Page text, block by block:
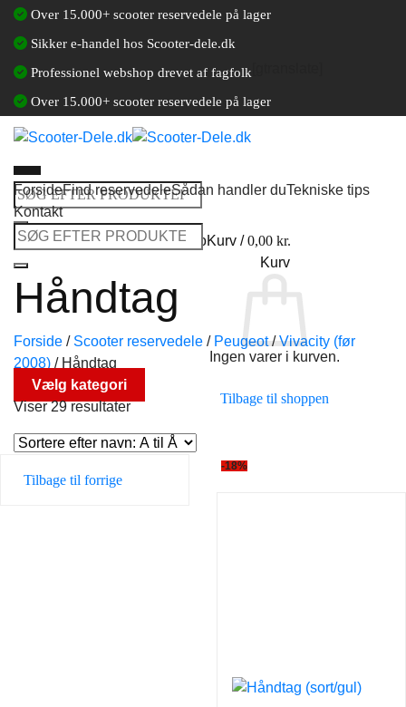
Fortsæt
indhold
Over 15.000+ scooter reservedele på lager
Sikker e-handel hos Scooter-dele.dk
Professionel webshop drevet af fagfolk
Over 15.000+ scooter reservedele på lager
Søg
efter:
Log ind / Opret en kundekontoKurv /0,00 kr.
Kurv
Ingen varer i kurven.
Tilbage til shoppen
ForsideFind reservedeleSådan handler duTekniske tips
Kontakt
Søg
efter:
Håndtag
Forside / Scooter reservedele / Peugeot / Vivacity (før
2008) /Håndtag
Vælg kategori
Viser 29 resultater
Tilbage til forrige
-18%